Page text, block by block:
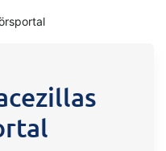
uppgifter som
mallar m.m.